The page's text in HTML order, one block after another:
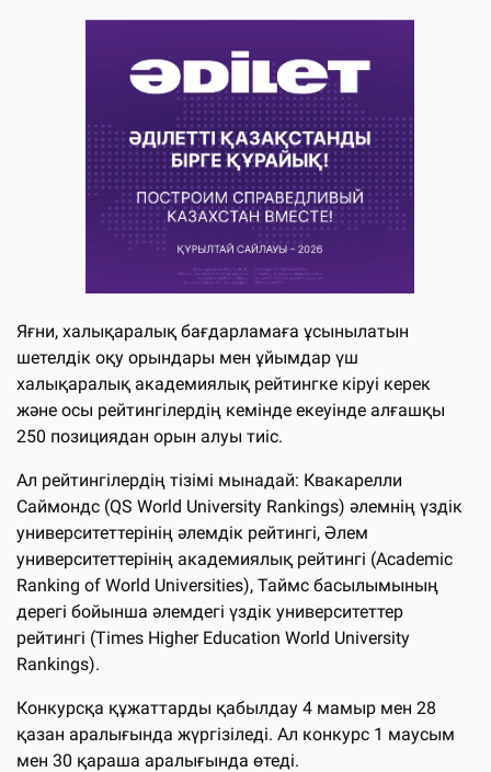
Яғни, халықаралық бағдарламаға ұсынылатын
шетелдік оқу орындары мен ұйымдар үш
халықаралық академиялық рейтингке кіруі керек
және осы рейтингілердің кемінде екеуінде алғашқы
250 позициядан орын алуы тиіс.
Ал рейтингілердің тізімі мынадай: Квакарелли
Саймондс (QS World University Rankings) әлемнің үздік
университеттерінің әлемдік рейтингі, Әлем
университеттерінің академиялық рейтингі (Academic
Ranking of World Universities), Таймс басылымының
дерегі бойынша әлемдегі үздік университеттер
рейтингі (Times Higher Education World University
Rankings).
Конкурсқа құжаттарды қабылдау 4 мамыр мен 28
қазан аралығында жүргізіледі. Ал конкурс 1 маусым
мен 30 қараша аралығында өтеді.